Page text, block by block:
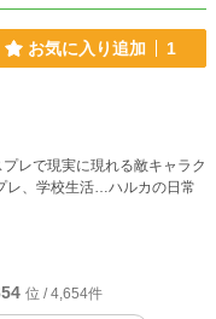
お気に入り追加 1
レで現実に現れる敵キャラク
レ、学校生活…ハルカの日常
位 / 4,654件